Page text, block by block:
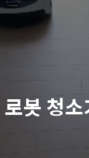
로봇 청